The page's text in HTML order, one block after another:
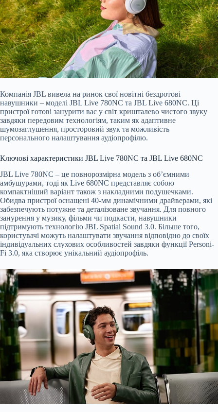
Компанія JBL вивела на ринок свої новітні бездротові
навушники – моделі JBL Live 780NC та JBL Live 680NC. Ці
пристрої готові занурити вас у світ кришталево чистого звуку
завдяки передовим технологіям, таким як адаптивне
шумозаглушення, просторовий звук та можливість
персонального налаштування аудіопрофілю.
Ключові характеристики JBL Live 780NC та JBL Live 680NC
JBL Live 780NC – це повнорозмірна модель з об’ємними
амбушурами, тоді як Live 680NC представляє собою
компактніший варіант також з накладними подушечками.
Обидва пристрої оснащені 40-мм динамічними драйверами, які
забезпечують потужне та деталізоване звучання. Для повного
занурення у музику, фільми чи подкасти, навушники
підтримують технологію JBL Spatial Sound 3.0. Більше того,
користувачі можуть налаштувати звучання відповідно до своїх
індивідуальних слухових особливостей завдяки функції Personi-
Fi 3.0, яка створює унікальний аудіопрофіль.